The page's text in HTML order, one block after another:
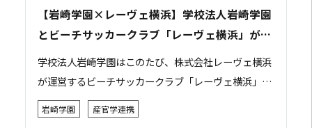
【岩崎学園×レーヴェ横浜】学校法人岩崎学園
とビーチサッカークラブ「レーヴェ横浜」が包
括連携協定を締結
学校法人岩崎学園はこのたび、株式会社レーヴェ横浜
が運営するビーチサッカークラブ「レーヴェ横浜」と
包括連携協定を締結しました。 本協定は、双方がそれ
ぞれの強みや資源を活かしながら相互に連携・協力...
岩崎学園 産官学連携